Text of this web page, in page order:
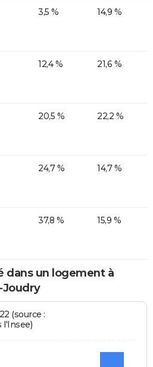
3,5 % 14,9 %
12,4 % 21,6 %
20,5 % 22,2 %
24,7 % 14,7 %
37,8 % 15,9 %
dans un logement à
Joudry
(source :
l'Insee)